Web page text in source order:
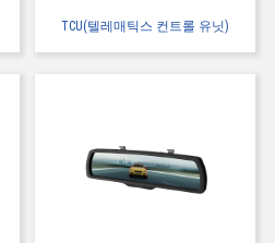
TCU(텔레매틱스 컨트롤 유닛)